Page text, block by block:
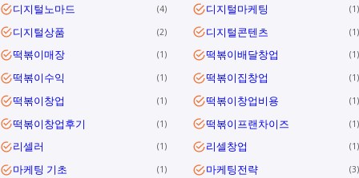
디지털노마드 4 디지털마케팅 1
디지털상품 2 디지털콘텐츠 1
떡볶이매장 1 떡볶이배달창업 1
떡볶이수익 1 떡볶이집창업 1
떡볶이창업 1 떡볶이창업비용 1
떡볶이창업후기 1 떡볶이프랜차이즈 1
리셀러 1 리셀창업 1
마케팅 기초 1 마케팅전략 3